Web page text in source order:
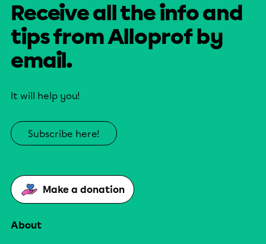
Receive all the info and
tips from Alloprof by
email.
It will help you!
Subscribe here!
Make a donation
About